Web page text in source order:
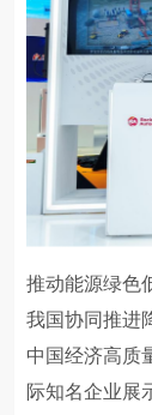
推动能源绿色
我国协同推进
中国经济高质
际知名企业展